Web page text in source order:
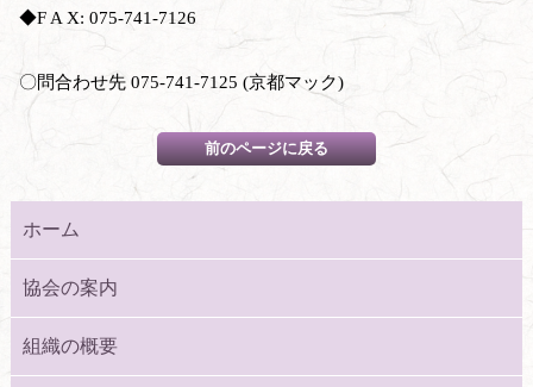
◆F A X: 075-741-7126
〇問合わせ先 075-741-7125 (京都マック)
ホーム
協会の案内
組織の概要